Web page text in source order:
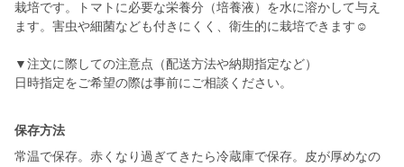
栽培です。トマトに必要な栄養分（培養液）を水に溶かして与え
ます。害虫や細菌なども付きにくく、衛生的に栽培できます☺️
▼注文に際しての注意点（配送方法や納期指定など）
日時指定をご希望の際は事前にご相談ください。
保存方法
常温で保存。赤くなり過ぎてきたら冷蔵庫で保存。皮が厚めなの